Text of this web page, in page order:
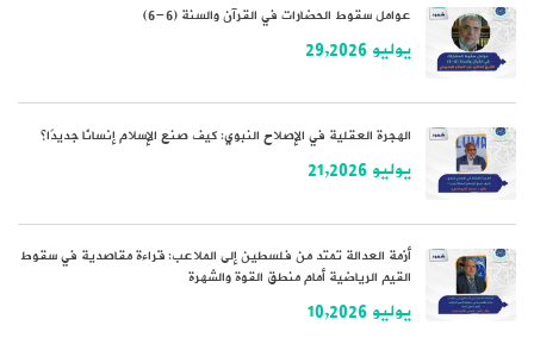
عوامل سقوط الحضارات في القرآن والسنة (6-6)
يوليو 29,2026
الهجرة العقلية في الإصلاح النبوي: كيف صنع الإسلام إنسانًا جديدًا؟
يوليو 21,2026
أزمة العدالة تمتد من فلسطين إلى الملاعب: قراءة مقاصدية في سقوط
القيم الرياضية أمام منطق القوة والشهرة
يوليو 10,2026